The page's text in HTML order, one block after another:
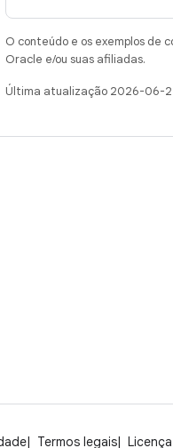
O conteúdo e os exemplos de
Oracle e/ou suas afiliadas.
Última atualização 2026-06-
Termos legais Licença